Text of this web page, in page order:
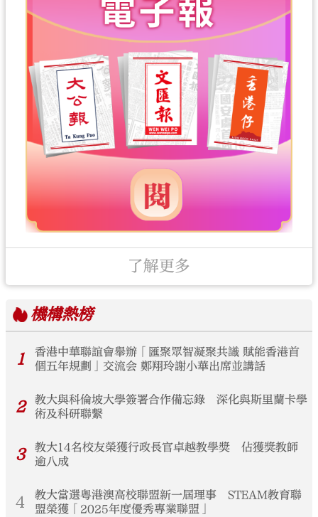
了解更多
機構熱榜
1
香港中華聯誼會舉辦「匯聚眾智凝聚共識 賦能香港首
個五年規劃」交流会 鄭翔玲謝小華出席並講話
2
教大與科倫坡大學簽署合作備忘錄 深化與斯里蘭卡學
術及科研聯繫
3
教大14名校友榮獲行政長官卓越教學獎 佔獲獎教師
逾八成
4
教大當選粵港澳高校聯盟新一屆理事 STEAM教育聯
盟榮獲「2025年度優秀專業聯盟」